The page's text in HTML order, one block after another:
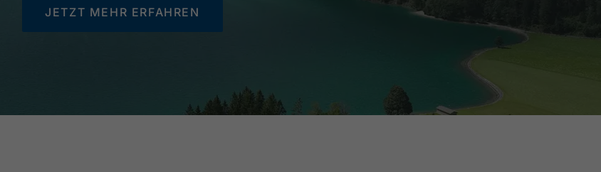
JETZT MEHR ERFAHREN